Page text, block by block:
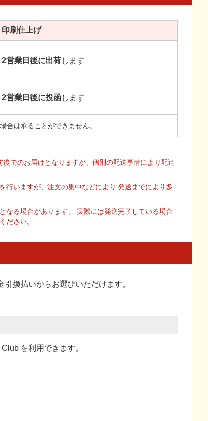
印刷仕上げ
2営業日後に出荷します
2営業日後に投函します
合は承ることができません。
でのお届けとなりますが、個別の配送事情により配達
行いますが、注文の集中などにより 発送までにより多
なる場合があります。 実際には発送完了している場合
ださい。
引換払いからお選びいただけます。
を利用できます。